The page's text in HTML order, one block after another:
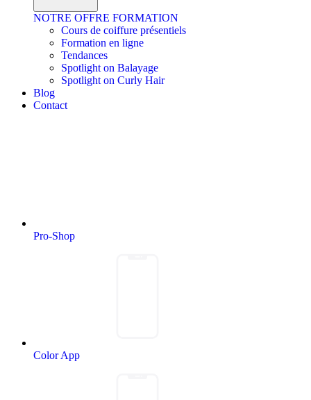
NOTRE OFFRE FORMATION
Cours de coiffure présentiels
Formation en ligne
Tendances
Spotlight on Balayage
Spotlight on Curly Hair
Blog
Contact
Pro-Shop
Color App